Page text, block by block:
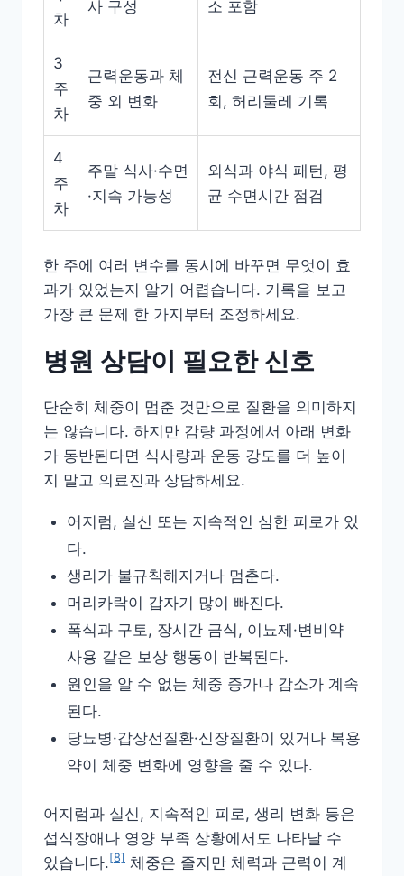
차
사 구성 소 포함
3
주
차
근력운동과 체
중 외 변화
전신 근력운동 주 2
회, 허리둘레 기록
4
주
차
주말 식사·수면
·지속 가능성
외식과 야식 패턴, 평
균 수면시간 점검
한 주에 여러 변수를 동시에 바꾸면 무엇이 효
과가 있었는지 알기 어렵습니다. 기록을 보고
가장 큰 문제 한 가지부터 조정하세요.
병원 상담이 필요한 신호
단순히 체중이 멈춘 것만으로 질환을 의미하지
는 않습니다. 하지만 감량 과정에서 아래 변화
가 동반된다면 식사량과 운동 강도를 더 높이
지 말고 의료진과 상담하세요.
어지럼, 실신 또는 지속적인 심한 피로가 있
다.
생리가 불규칙해지거나 멈춘다.
머리카락이 갑자기 많이 빠진다.
폭식과 구토, 장시간 금식, 이뇨제·변비약
사용 같은 보상 행동이 반복된다.
원인을 알 수 없는 체중 증가나 감소가 계속
된다.
당뇨병·갑상선질환·신장질환이 있거나 복용
약이 체중 변화에 영향을 줄 수 있다.
어지럼과 실신, 지속적인 피로, 생리 변화 등은
섭식장애나 영양 부족 상황에서도 나타날 수
있습니다.[8] 체중은 줄지만 체력과 근력이 계